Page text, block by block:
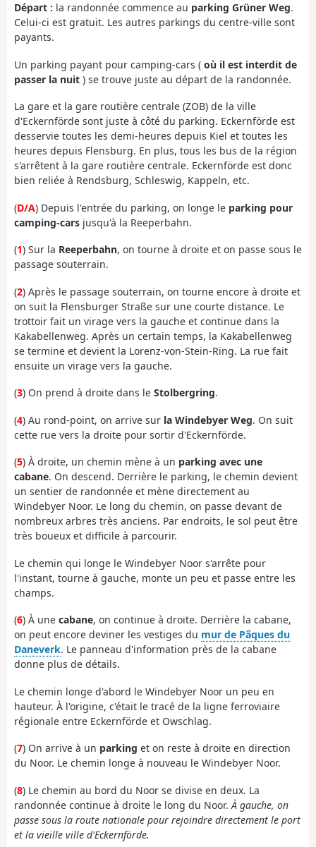
Départ : la randonnée commence au parking Grüner Weg.
Celui-ci est gratuit. Les autres parkings du centre-ville sont
payants.
Un parking payant pour camping-cars ( où il est interdit de
passer la nuit ) se trouve juste au départ de la randonnée.
La gare et la gare routière centrale (ZOB) de la ville
d'Eckernförde sont juste à côté du parking. Eckernförde est
desservie toutes les demi-heures depuis Kiel et toutes les
heures depuis Flensburg. En plus, tous les bus de la région
s'arrêtent à la gare routière centrale. Eckernförde est donc
bien reliée à Rendsburg, Schleswig, Kappeln, etc.
(D/A) Depuis l'entrée du parking, on longe le parking pour
camping-cars jusqu'à la Reeperbahn.
(1) Sur la Reeperbahn, on tourne à droite et on passe sous le
passage souterrain.
(2) Après le passage souterrain, on tourne encore à droite et
on suit la Flensburger Straße sur une courte distance. Le
trottoir fait un virage vers la gauche et continue dans la
Kakabellenweg. Après un certain temps, la Kakabellenweg
se termine et devient la Lorenz-von-Stein-Ring. La rue fait
ensuite un virage vers la gauche.
(3) On prend à droite dans le Stolbergring.
(4) Au rond-point, on arrive sur la Windebyer Weg. On suit
cette rue vers la droite pour sortir d'Eckernförde.
(5) À droite, un chemin mène à un parking avec une
cabane. On descend. Derrière le parking, le chemin devient
un sentier de randonnée et mène directement au
Windebyer Noor. Le long du chemin, on passe devant de
nombreux arbres très anciens. Par endroits, le sol peut être
très boueux et difficile à parcourir.
Le chemin qui longe le Windebyer Noor s'arrête pour
l'instant, tourne à gauche, monte un peu et passe entre les
champs.
(6) À une cabane, on continue à droite. Derrière la cabane,
on peut encore deviner les vestiges du mur de Pâques du
Daneverk. Le panneau d'information près de la cabane
donne plus de détails.
Le chemin longe d'abord le Windebyer Noor un peu en
hauteur. À l'origine, c'était le tracé de la ligne ferroviaire
régionale entre Eckernförde et Owschlag.
(7) On arrive à un parking et on reste à droite en direction
du Noor. Le chemin longe à nouveau le Windebyer Noor.
(8) Le chemin au bord du Noor se divise en deux. La
randonnée continue à droite le long du Noor. À gauche, on
passe sous la route nationale pour rejoindre directement le port
et la vieille ville d'Eckernförde.